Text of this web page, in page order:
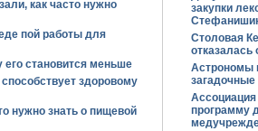
как часто нужно
пой работы для
его становится меньше
здоровому
нужно знать о пищевой
закупки
Столовая
отказалась
Астрономы
загадочные
программу